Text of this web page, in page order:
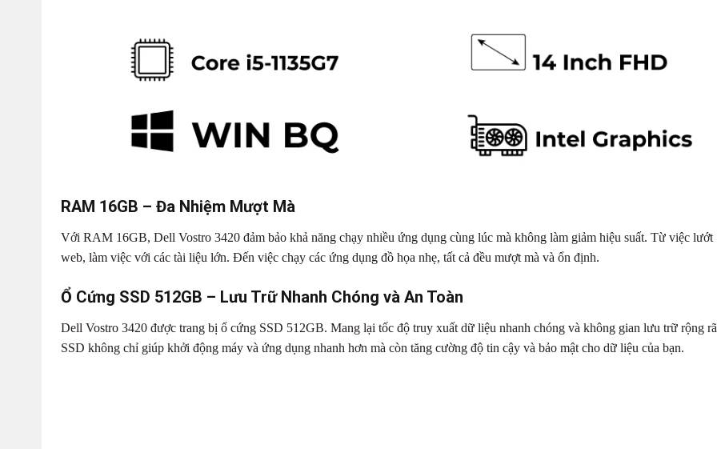
RAM 16GB – Đa Nhiệm Mượt Mà
Với RAM 16GB, Dell Vostro 3420 đảm bảo khả năng chạy nhiều ứng dụng cùng lúc mà không làm giảm hiệu suất. Từ việc lướt
web, làm việc với các tài liệu lớn. Đến việc chạy các ứng dụng đồ họa nhẹ, tất cả đều mượt mà và ổn định.
Ổ Cứng SSD 512GB – Lưu Trữ Nhanh Chóng và An Toàn
Dell Vostro 3420 được trang bị ổ cứng SSD 512GB. Mang lại tốc độ truy xuất dữ liệu nhanh chóng và không gian lưu trữ rộng
SSD không chỉ giúp khởi động máy và ứng dụng nhanh hơn mà còn tăng cường độ tin cậy và bảo mật cho dữ liệu của bạn.